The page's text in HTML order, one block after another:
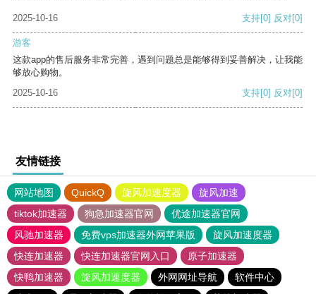
2025-10-16 支持[0] 反对[0]
游客
这款app的售后服务非常完善，遇到问题总是能够得到妥善解决，让我能
够放心购物。
2025-10-16
支持[0] 反对[0]
友情链接
网站地图 QuickQ 旋风加速度器
旋风加速
tiktok加速器
狗急加速器官网
优途加速器官网
风驰加速器
免费vps加速器外网苹果版
旋风加速度器
快连加速器
快连加速器官网入口
原子加速器
快鸭加速器
旋风加速度器 外网网址导航
软件中心